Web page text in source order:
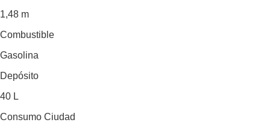
1,48 m
Combustible
Gasolina
Depósito
40 L
Consumo Ciudad